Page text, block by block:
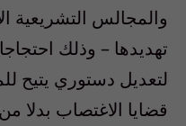
والمجالس التشريعية
تهديدها – وذلك
لتعديل دستوري يتيح
قضايا الاغتصاب بدلا